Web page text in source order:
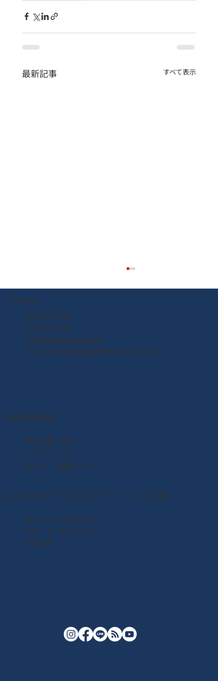
最新記事 すべて表示
Contact
022-395-7211
022-395-7235
info@yuriageasaichi.jp
〒981-1204 宮城県名取市閖上東3丁目5-1
朝市開場時間
​毎週日曜・祝日
6：00〜13：00
せり市 日曜 10：00〜
ゆりあげキッチン＆ギャラリーメイプル館
月〜土 10：00-16：00
日祝 6：00〜13：00
木曜定休